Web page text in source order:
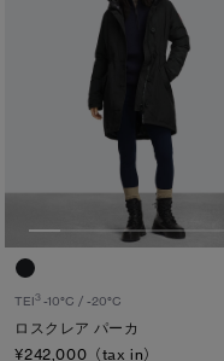
TEI3 -10°C / -20°C
ロスクレア パーカ
¥242,000（tax in）